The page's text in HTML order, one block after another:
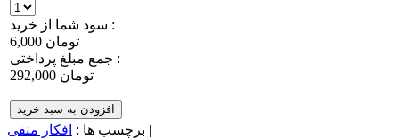
سود شما از خرید :
6,000 تومان
جمع مبلغ پرداختی :
292,000 تومان
افزودن به سبد خرید
برچسب ها : افکار منفی |